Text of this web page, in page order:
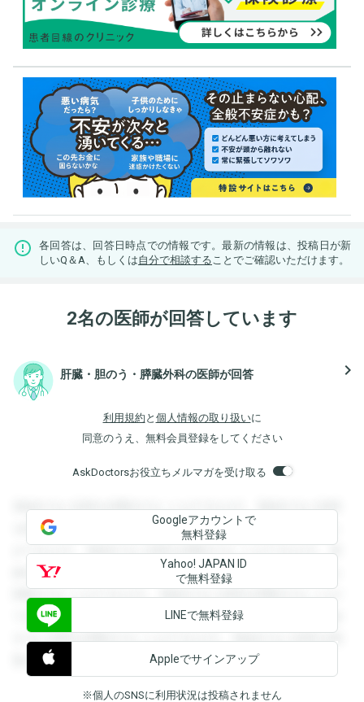
各回答は、回答日時点での情報です。最新の情報は、投稿日が新
しいQ＆A、もしくは自分で相談する ことでご確認いただけます。
2名の医師が回答しています
肝臓・胆のう・膵臓外科の医師が回答 navigate_next
利用規約 と 個人情報の取り扱いに
同意のうえ、無料会員登録をしてください
AskDoctorsお役立ちメルマガを受け取る
登録すると回答を閲覧することができます。登録すると回答
を閲覧することができます。登録すると回答を閲覧すること
ができます。登録すると回答を閲覧することができます。登
録すると回答を閲覧することができます。登録すると回答を
閲覧することができます。登録すると回答を閲覧することが
できます。登録すると回答を閲覧することができます。登録
すると回答を閲覧することができます。登録すると回答を閲
覧することができます。
Googleアカウントで
無料登録
Yahoo! JAPAN ID
で無料登録
LINEで無料登録
Appleでサインアップ
※個人のSNSに利用状況は投稿されません